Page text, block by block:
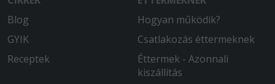
A megrendelt sültestál frissen forrón
érkezett, 1 órán belül ki is szállították.
Blog
GYIK
Receptek
Hogyan működik?
Csatlakozás éttermeknek
Éttermek - Azonnali
kiszállítás